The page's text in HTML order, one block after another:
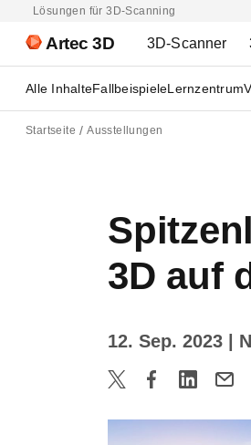
Lösungen für 3D-Scanning
Artec 3D 3D-Scanner
Alle InhalteFallbeispieleLernzentrum
Startseite Ausstellungen
3D auf
12. Sep. 2023 |